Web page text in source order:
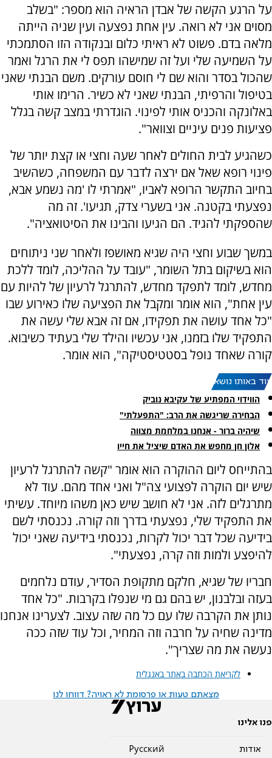
על הרגע הקשה של אבדן הראיה הוא מספר: "בשלב
מסוים אני לא רואה. עין אחת נפצעה ועין שניה הייתה
מלאה בדם. פשוט לא ראיתי כלום ובנקודה הזו הסתמכתי
על השמיעה שלי ועל זה שמישהו תפס לי את הרגל ואמר
שהכול בסדר והוא שם לי חוסם עורקים. משם הבנתי שאני
בטיפול והרפיתי, הבנתי שאני לא כשיר. הרימו אותי
באלונקה והכניס אותי לפינוי. הוגדרתי במצב קשה בגלל
פציעות פנים עיניים וצוואר".
כשהגיע לבית החולים לאחר שעה וחצי או קצת יותר של
פינוי רופא שאל אם ירצה לדבר עם המשפחה, כשהשיב
בחיוב התקשר הרופא לאביו, "אמרתי לו 'מה נשמע אבא,
נפצעתי בקטנה. אני בשערי צדק, תגיעו'. זה מה
שהספקתי להגיד. הם הגיעו והבינו את הסיטואציה".
במשך שבוע וחצי היה שגיא מאושפז ולאחר שני ניתוחים
הוא בשיקום בתל השומר, "עובד על ההליכה, לומד ללכת
מחדש, לומד לתפקד מחדש, להתרגל לרעיון של להיות עם
עין אחת", הוא אומר ומקבל את הפציעה שלו כאירוע שבו
"כל אחד עושה את תפקידו, אם זה אבא שלי עשה את
התפקיד שלו בזמנו, אני עכשיו והילד שלי בעתיד כשיבוא.
קורה שאחד נופל בסטטיסטיקה", הוא אומר.
עוד באותו נושא:
הווידוי המפתיע של עקיבא נוביק
הבחירה שריגשה את הרב: "התפעלתי"
שיהיה ברור - אנחנו במלחמת מצווה
אלון חן מחפש את האדם שיציל את חייו
בהתייחס ליום ההוקרה הוא אומר "קשה להתרגל לרעיון
שיש יום הוקרה לפצועי צה"ל ואני אחד מהם. עוד לא
מתרגלים לזה. אני לא חושב שיש כאן משהו מיוחד. עשיתי
את התפקיד שלי, נפצעתי בדרך וזה קורה. נכנסתי לשם
בידיעה שכל דבר יכול לקרות, נכנסתי בידיעה שאני יכול
להיפצע ולמות וזה קרה, נפצעתי".
חבריו של שגיא, חלקם מתקופת הסדיר, עודם נלחמים
בעזה ובלבנון, יש בהם גם מי שנפלו בקרבות. "כל אחד
נותן את הקרבה שלו עם כל מה שזה עצוב. לצערינו אנחנו
מדינה שחיה על חרבה וזה המחיר, וכל עוד שזה ככה
נעשה את מה שצריך".
לקריאת הכתבה באתר באנגלית
מצאתם טעות או פרסומת לא ראויה? דווחו לנו
פנו אלינו
אודות
Pусский